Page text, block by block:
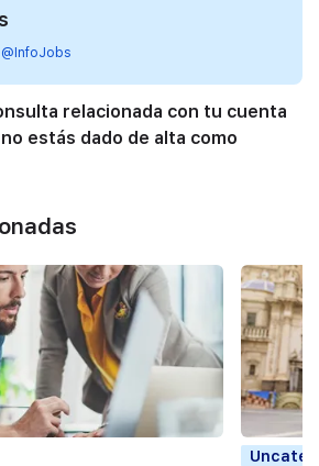
relacionada con tu cuenta
estás dado de alta como